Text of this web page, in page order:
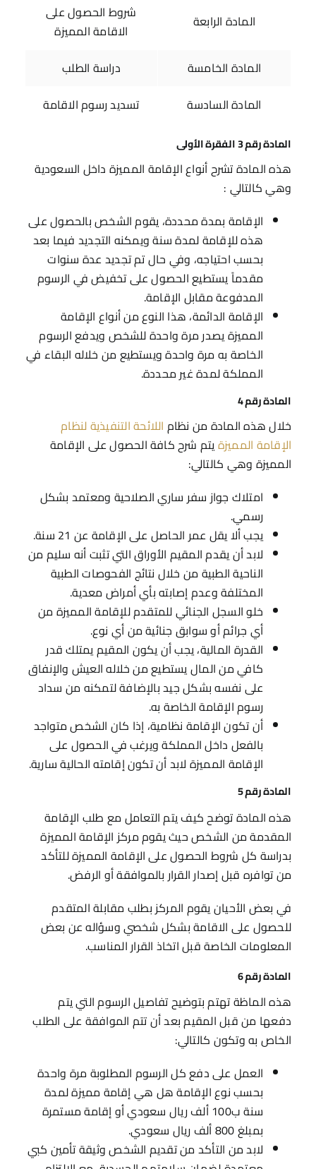
المادة الرابعة
شروط الحصول على
الاقامة المميزة
المادة الخامسة
دراسة الطلب
المادة السادسة
تسديد رسوم الاقامة
المادة رقم 3 الفقرة الأولى
هذه المادة تشرح أنواع الإقامة المميزة داخل السعودية
وهي كالتالي :
الإقامة بمدة محددة، يقوم الشخص بالحصول على
هذه للإقامة لمدة سنة ويمكنه التجديد فيما بعد
بحسب احتياجه، وفي حال تم تجديد عدة سنوات
مقدماً يستطيع الحصول على تخفيض في الرسوم
المدفوعة مقابل الإقامة.
الإقامة الدائمة، هذا النوع من أنواع الإقامة
المميزة يصدر مرة واحدة للشخص ويدفع الرسوم
الخاصة به مرة واحدة ويستطيع من خلاله البقاء في
المملكة لمدة غير محددة.
المادة رقم 4
خلال هذه المادة من نظام اللائحة التنفيذية لنظام
الإقامة المميزةيتم شرح كافة الحصول على الإقامة
المميزة وهي كالتالي:
امتلاك جواز سفر ساري الصلاحية ومعتمد بشكل
رسمي.
يجب ألا يقل عمر الحاصل على الإقامة عن 21 سنة.
لابد أن يقدم المقيم الأوراق التي تثبت أنه سليم من
الناحية الطبية من خلال نتائج الفحوصات الطبية
المختلفة وعدم إصابته بأي أمراض معدية.
خلو السجل الجنائي للمتقدم للإقامة المميزة من
أي جرائم أو سوابق جنائية من أي نوع.
القدرة المالية، يجب أن يكون المقيم يمتلك قدر
كافي من المال يستطيع من خلاله العيش والإنفاق
على نفسه بشكل جيد بالإضافة لتمكنه من سداد
رسوم الإقامة الخاصة به.
أن تكون الإقامة نظامية، إذا كان الشخص متواجد
بالفعل داخل المملكة ويرغب في الحصول على
الإقامة المميزة لابد أن تكون إقامته الحالية سارية.
المادة رقم 5
هذه المادة توضح كيف يتم التعامل مع طلب الإقامة
المقدمة من الشخص حيث يقوم مركز الإقامة المميزة
بدراسة كل شروط الحصول على الإقامة المميزة للتأكد
من توافره قبل إصدار القرار بالموافقة أو الرفض.
في بعض الأحيان يقوم المركز بطلب مقابلة المتقدم
للحصول على الاقامة بشكل شخصي وسؤاله عن بعض
المعلومات الخاصة قبل اتخاذ القرار المناسب.
المادة رقم 6
هذه الماظة تهتم بتوضيح تفاصيل الرسوم التي يتم
دفعها من قبل المقيم بعد أن تتم الموافقة على الطلب
الخاص به وتكون كالتالي:
العمل على دفع كل الرسوم المطلوبة مرة واحدة
بحسب نوع الإقامة هل هي إقامة مميزة لمدة
سنة ب100 ألف ريال سعودي أو إقامة مستمرة
بمبلغ 800 ألف ريال سعودي.
لابد من التأكد من تقديم الشخص وثيقة تأمين كبي